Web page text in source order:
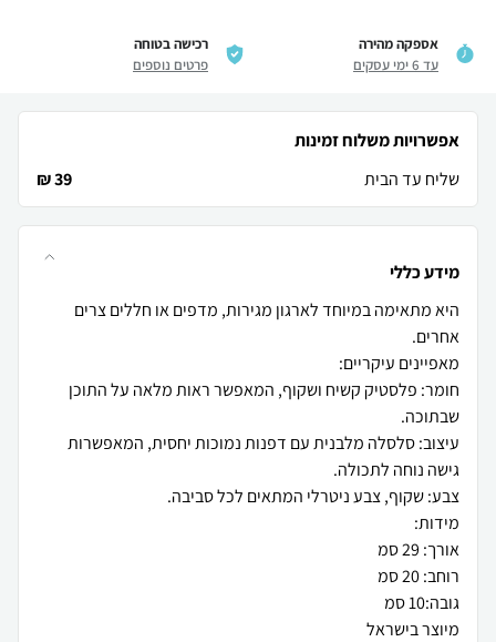
אספקה מהירה
עד 6 ימי עסקים
רכישה בטוחה
פרטים נוספים
אפשרויות משלוח זמינות
שליח עד הבית
39 ₪
מידע כללי
היא מתאימה במיוחד לארגון מגירות, מדפים או חללים צרים
חומר: פלסטיק קשיח ושקוף, המאפשר ראות מלאה על התוכן
עיצוב: סלסלה מלבנית עם דפנות נמוכות יחסית, המאפשרות
מיוצר בישראל